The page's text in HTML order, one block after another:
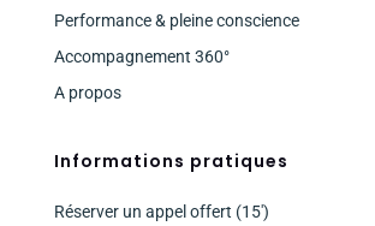
Performance & pleine conscience
Accompagnement 360°
A propos
Informations pratiques
Réserver un appel offert (15′)